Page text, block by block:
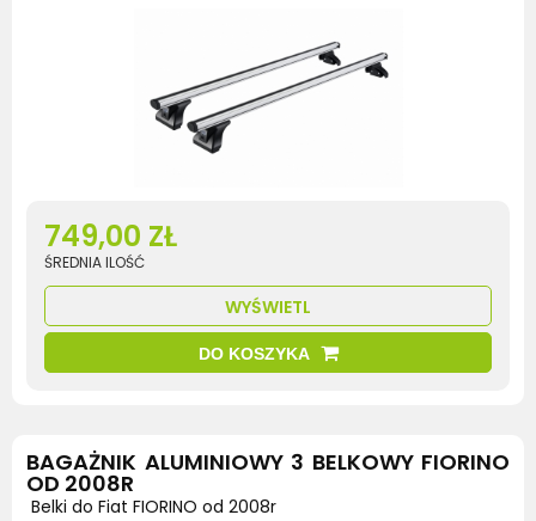
749,00 ZŁ
ŚREDNIA ILOŚĆ
WYŚWIETL
DO KOSZYKA
BAGAŻNIK ALUMINIOWY 3 BELKOWY FIORINO
OD 2008R
Belki do Fiat FIORINO od 2008r